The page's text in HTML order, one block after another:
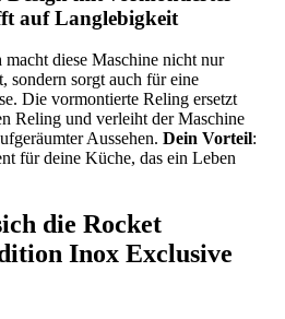
auf Langlebigkeit
macht diese Maschine nicht nur
sondern sorgt auch für eine
Die vormontierte Reling ersetzt
Reling und verleiht der Maschine
Aussehen.Dein Vorteil:
für deine Küche, das ein Leben
die Rocket
Inox Exclusive